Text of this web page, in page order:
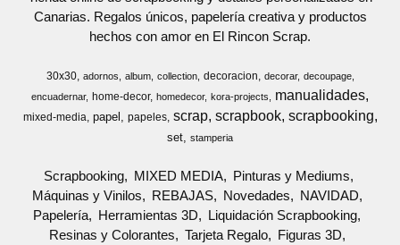
Canarias. Regalos únicos, papelería creativa y productos
hechos con amor en El Rincon Scrap.
30x30 adornos album collection decoracion decorar
decoupage
encuadernar
home-decor homedecor kora-projects manualidades
mixed-media papel papeles scrap scrapbook scrapbooking
set stamperia
Scrapbooking MIXED MEDIA
Pinturas y Mediums
Máquinas y Vinilos
REBAJAS Novedades
NAVIDAD
Papelería
Herramientas 3D
Liquidación Scrapbooking
Resinas y Colorantes
Tarjeta Regalo
Figuras 3D